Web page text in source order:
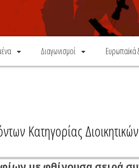
Διαγωνισμοί Ευρωπαϊκά
Κατηγορίας Διοικητικών